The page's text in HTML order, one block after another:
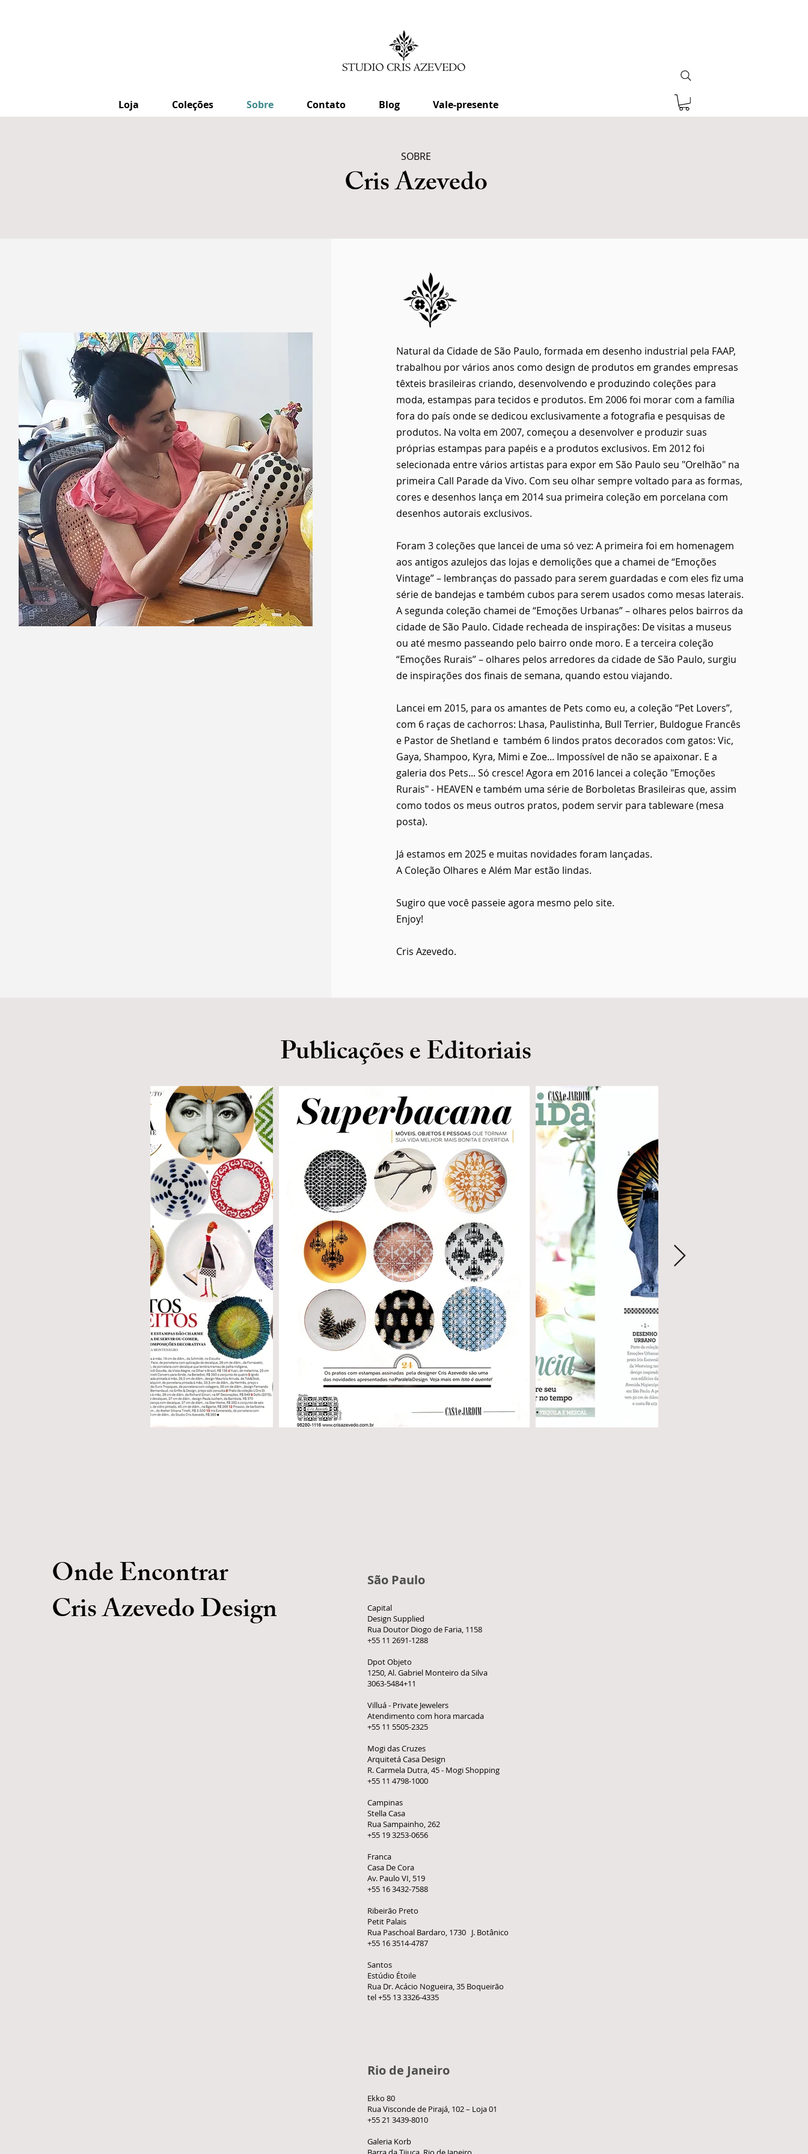
Loja Coleções Sobre Contato Blog Vale-presente
SOBRE
Cris Azevedo
Natural da Cidade de São Paulo, formada em desenho industrial pela FAAP,
trabalhou por vários anos como design de produtos em grandes empresas
têxteis brasileiras criando, desenvolvendo e produzindo coleções para
moda, estampas para tecidos e produtos. Em 2006 foi morar com a família
fora do país onde se dedicou exclusivamente a fotografia e pesquisas de
produtos. Na volta em 2007, começou a desenvolver e produzir suas
próprias estampas para papéis e a produtos exclusivos. Em 2012 foi
selecionada entre vários artistas para expor em São Paulo seu "Orelhão" na
primeira Call Parade da Vivo. Com seu olhar sempre voltado para as formas,
cores e desenhos lança em 2014 sua primeira coleção em porcelana com
desenhos autorais exclusivos.
Foram 3 coleções que lancei de uma só vez: A primeira foi em homenagem
aos antigos azulejos das lojas e demolições que a chamei de “Emoções
Vintage” – lembranças do passado para serem guardadas e com eles fiz uma
série de bandejas e também cubos para serem usados como mesas laterais.
A segunda coleção chamei de “Emoções Urbanas” – olhares pelos bairros da
cidade de São Paulo. Cidade recheada de inspirações: De visitas a museus
ou até mesmo passeando pelo bairro onde moro. E a terceira coleção
“Emoções Rurais” – olhares pelos arredores da cidade de São Paulo, surgiu
de inspirações dos finais de semana, quando estou viajando.
Lancei em 2015, para os amantes de Pets como eu, a coleção “Pet Lovers”,
com 6 raças de cachorros: Lhasa, Paulistinha, Bull Terrier, Buldogue Francês
e Pastor de Shetland e também 6 lindos pratos decorados com gatos: Vic,
Gaya, Shampoo, Kyra, Mimi e Zoe... Impossível de não se apaixonar. E a
galeria dos Pets... Só cresce! Agora em 2016 lancei a coleção "Emoções
Rurais" - HEAVEN e também uma série de Borboletas Brasileiras que, assim
como todos os meus outros pratos, podem servir para tableware (mesa
posta).
Já estamos em 2025 e muitas novidades foram lançadas.
A Coleção Olhares e Além Mar estão lindas.
Sugiro que você passeie agora mesmo pelo site.
Enjoy!
Cris Azevedo.
Publicações e Editoriais
Onde Encontrar
Cris Azevedo Design
São Paulo
Capital
Design Supplied
Rua Doutor Diogo de Faria, 1158
+55 11 2691-1288
Dpot Objeto
1250, Al. Gabriel Monteiro da Silva
3063-5484+11
Villuá - Private Jewelers
Atendimento com hora marcada
+55 11 5505-2325
Mogi das Cruzes
Arquitetá Casa Design
R. Carmela Dutra, 45 - Mogi Shopping
+55 11 4798-1000
Campinas
Stella Casa
Rua Sampainho, 262
+55 19 3253-0656
Franca
Casa De Cora
Av. Paulo VI, 519
+55 16 3432-7588
Ribeirão Preto
Petit Palais
Rua Paschoal Bardaro, 1730 J. Botânico
+55 16 3514-4787
Santos
Estúdio Étoile
Rua Dr. Acácio Nogueira, 35 Boqueirão
tel +55 13 3326-4335
Rio de Janeiro
Ekko 80
Rua Visconde de Pirajá, 102 – Loja 01
+55 21 3439-8010
Galeria Korb